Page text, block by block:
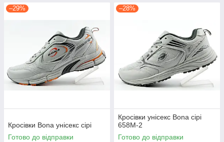
–29%
Кросівки Bona унісекс сірі
Готово до відправки
–28%
Кросівки унісекс Bona сірі
658M-2
Готово до відправки